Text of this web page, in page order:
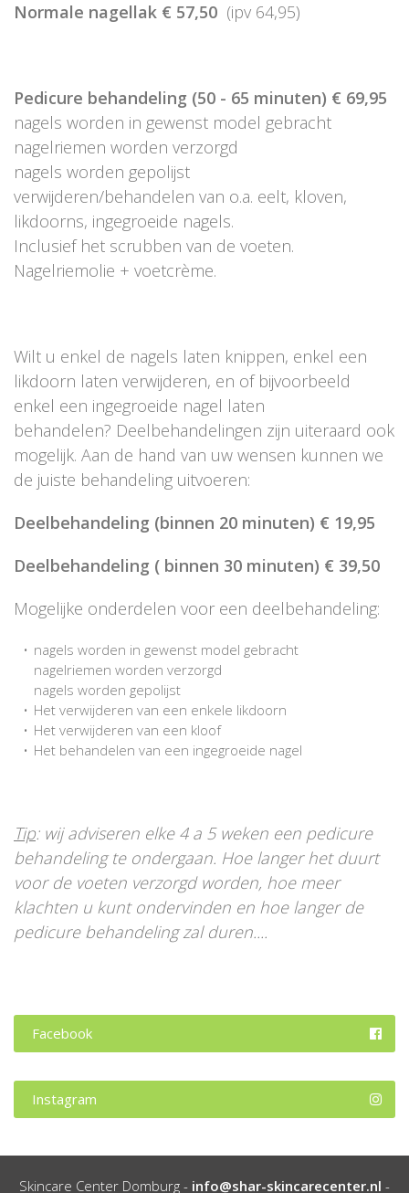
Normale nagellak € 57,50 (ipv 64,95)
Pedicure behandeling (50 - 65 minuten) € 69,95
nagels worden in gewenst model gebracht
nagelriemen worden verzorgd
nagels worden gepolijst
verwijderen/behandelen van o.a. eelt, kloven,
likdoorns, ingegroeide nagels.
Inclusief het scrubben van de voeten.
Nagelriemolie + voetcrème.
Wilt u enkel de nagels laten knippen, enkel een
likdoorn laten verwijderen, en of bijvoorbeeld
enkel een ingegroeide nagel laten
behandelen? Deelbehandelingen zijn uiteraard ook
mogelijk. Aan de hand van uw wensen kunnen we
de juiste behandeling uitvoeren:
Deelbehandeling (binnen 20 minuten) € 19,95
Deelbehandeling ( binnen 30 minuten) € 39,50
Mogelijke onderdelen voor een deelbehandeling:
nagels worden in gewenst model gebracht
nagelriemen worden verzorgd
nagels worden gepolijst
Het verwijderen van een enkele likdoorn
Het verwijderen van een kloof
Het behandelen van een ingegroeide nagel
Tip: wij adviseren elke 4 a 5 weken een pedicure
behandeling te ondergaan. Hoe langer het duurt
voor de voeten verzorgd worden, hoe meer
klachten u kunt ondervinden en hoe langer de
pedicure behandeling zal duren....
Facebook
Instagram
Skincare Center Domburg - info@shar-skincarecenter.nl -